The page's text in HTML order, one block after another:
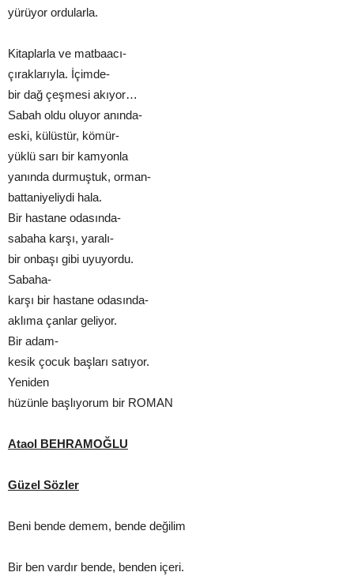
yürüyor ordularla.
Kitaplarla ve matbaacı-
çıraklarıyla. İçimde-
bir dağ çeşmesi akıyor…
Sabah oldu oluyor anında-
eski, külüstür, kömür-
yüklü sarı bir kamyonla
yanında durmuştuk, orman-
battaniyeliydi hala.
Bir hastane odasında-
sabaha karşı, yaralı-
bir onbaşı gibi uyuyordu.
Sabaha-
karşı bir hastane odasında-
aklıma çanlar geliyor.
Bir adam-
kesik çocuk başları satıyor.
Yeniden
hüzünle başlıyorum bir ROMAN
Ataol BEHRAMOĞLU
Güzel Sözler
Beni bende demem, bende değilim
Bir ben vardır bende, benden içeri.